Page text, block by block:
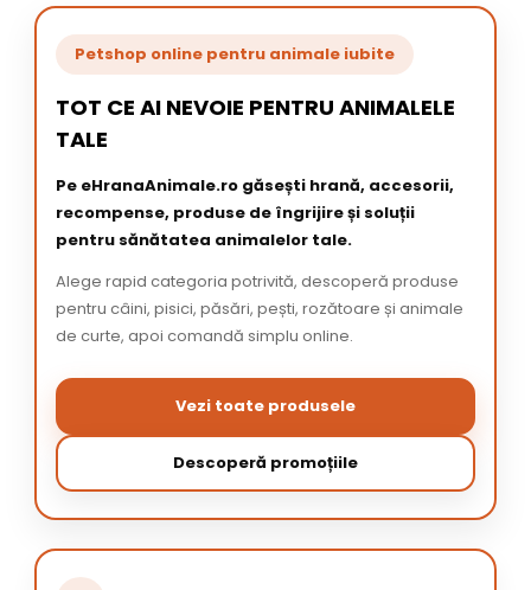
Petshop online pentru animale iubite
TOT CE AI NEVOIE PENTRU ANIMALELE
TALE
Pe eHranaAnimale.ro găsești hrană, accesorii,
recompense, produse de îngrijire și soluții
pentru sănătatea animalelor tale.
Alege rapid categoria potrivită, descoperă produse
pentru câini, pisici, păsări, pești, rozătoare și animale
de curte, apoi comandă simplu online.
Vezi toate produsele
Descoperă promoțiile